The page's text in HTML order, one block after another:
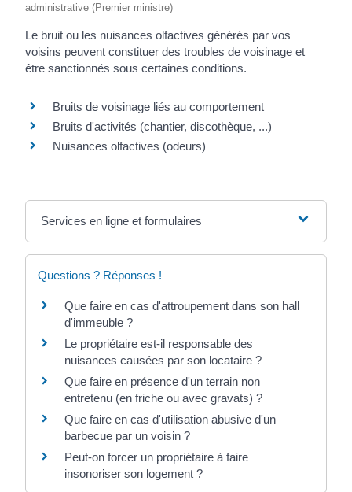
administrative (Premier ministre)
Le bruit ou les nuisances olfactives générés par vos
voisins peuvent constituer des troubles de voisinage et
être sanctionnés sous certaines conditions.
Bruits de voisinage liés au comportement
Bruits d'activités (chantier, discothèque, ...)
Nuisances olfactives (odeurs)
Services en ligne et formulaires
Questions ? Réponses !
Que faire en cas d'attroupement dans son hall
d'immeuble ?
Le propriétaire est-il responsable des
nuisances causées par son locataire ?
Que faire en présence d'un terrain non
entretenu (en friche ou avec gravats) ?
Que faire en cas d'utilisation abusive d'un
barbecue par un voisin ?
Peut-on forcer un propriétaire à faire
insonoriser son logement ?